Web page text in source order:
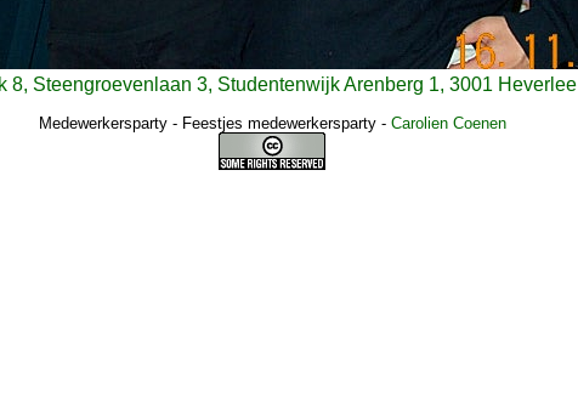
8, Steengroevenlaan 3, Studentenwijk Arenberg 1, 3001 Heverlee
Medewerkersparty - Feestjes medewerkersparty- Carolien Coenen